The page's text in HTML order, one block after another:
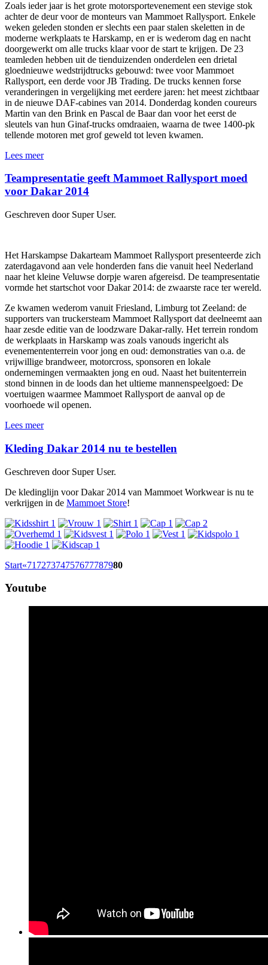
Zoals ieder jaar is het grote motorsportevenement een stevige stok
achter de deur voor de monteurs van Mammoet Rallysport. Enkele
weken geleden stonden er slechts een paar stalen skeletten in de
moderne werkplaats te Harskamp, en er is wederom dag en nacht
doorgewerkt om alle trucks klaar voor de start te krijgen. De 23
teamleden hebben uit de tienduizenden onderdelen een drietal
gloednieuwe wedstrijdtrucks gebouwd: twee voor Mammoet
Rallysport, een derde voor JB Trading. De trucks kennen forse
veranderingen in vergelijking met eerdere jaren: het meest zichtbaar
in de nieuwe DAF-cabines van 2014. Donderdag konden coureurs
Martin van den Brink en Pascal de Baar dan voor het eerst de
sleutels van hun Ginaf-trucks omdraaien, waarna de twee 1400-pk
tellende motoren met grof geweld tot leven kwamen.
Lees meer
Teampresentatie geeft Mammoet Rallysport moed
voor Dakar 2014
Geschreven door Super User.
Het Harskampse Dakarteam Mammoet Rallysport presenteerde zich
zaterdagavond aan vele honderden fans die vanuit heel Nederland
naar het kleine Veluwse dorpje waren afgereisd. De teampresentatie
vormde het startschot voor Dakar 2014: de zwaarste race ter wereld.
Ze kwamen wederom vanuit Friesland, Limburg tot Zeeland: de
supporters van truckersteam Mammoet Rallysport dat deelneemt aan
haar zesde editie van de loodzware Dakar-rally. Het terrein rondom
de werkplaats in Harskamp was zoals vanouds ingericht als
evenemententerrein voor jong en oud: demonstraties van o.a. de
vrijwillige brandweer, motorcross, sponsoren en lokale
ondernemingen vermaakten jong en oud. Naast het buitenterrein
stond binnen in de loods dan het ultieme mannenspeelgoed: De
voertuigen waarmee Mammoet Rallysport de aanval op de
voorhoede wil openen.
Lees meer
Kleding Dakar 2014 nu te bestellen
Geschreven door Super User.
De kledinglijn voor Dakar 2014 van Mammoet Workwear is nu te
verkrijgen in de Mammoet Store!
Start«71 727374757677787980
Youtube